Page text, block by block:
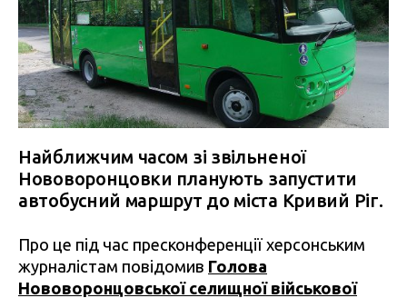
Найближчим часом зі звільненої
Нововоронцовки планують запустити
автобусний маршрут до міста Кривий Ріг.
Про це під час пресконференції херсонським
журналістам повідомив Голова
Нововоронцовської селищної військової